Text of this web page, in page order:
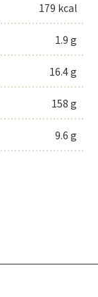
179 kcal
1.9 g
16.4 g
158 g
9.6 g